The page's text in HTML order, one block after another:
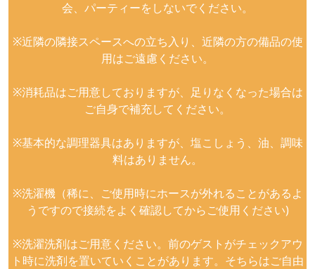
会、パーティーをしないでください。
※近隣の隣接スペースへの立ち入り、近隣の方の備品の使
用はご遠慮ください。
※消耗品はご用意しておりますが、足りなくなった場合は
ご自身で補充してください。
※基本的な調理器具はありますが、塩こしょう、油、調味
料はありません。
※洗濯機（稀に、ご使用時にホースが外れることがあるよ
うですので接続をよく確認してからご使用ください)
※洗濯洗剤はご用意ください。前のゲストがチェックアウ
ト時に洗剤を置いていくことがあります。そちらはご自由